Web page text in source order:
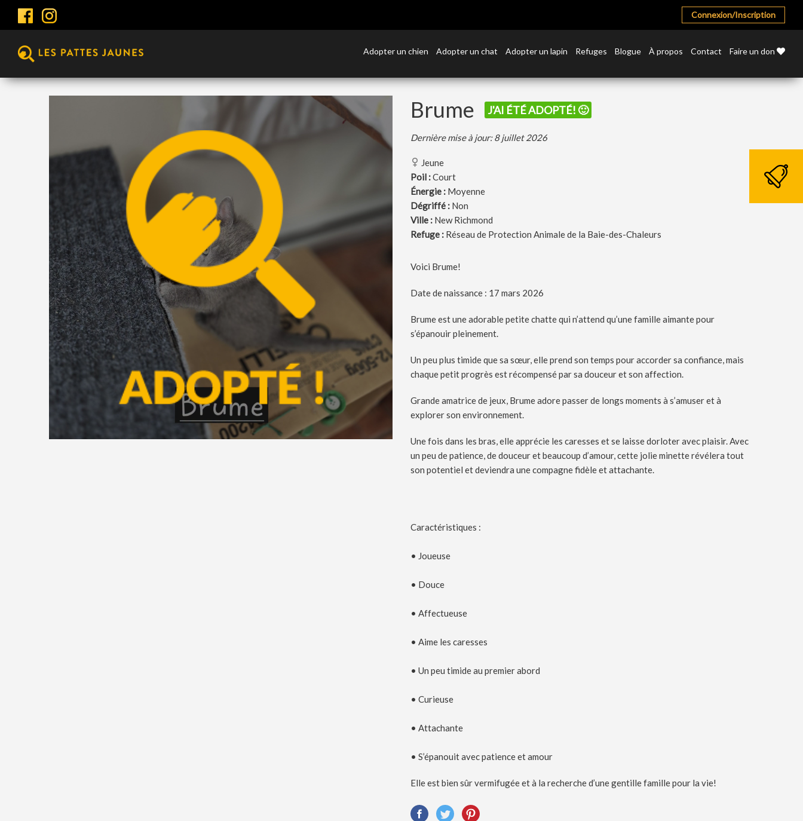
Connexion/Inscription
Adopter un chien Adopter un chat Adopter un lapin Refuges Blogue À propos Contact Faire un don
Brume J'AI ÉTÉ ADOPTÉ! 🙂
Dernière mise à jour: 8 juillet 2026
Jeune
Poil :Court
Énergie : Moyenne
Dégriffé : Non
Ville : New Richmond
Refuge : Réseau de Protection Animale de la Baie-des-Chaleurs
Voici Brume!
Date de naissance : 17 mars 2026
Brume est une adorable petite chatte qui n’attend qu’une famille aimante pour
s’épanouir pleinement.
Un peu plus timide que sa sœur, elle prend son temps pour accorder sa confiance, mais
chaque petit progrès est récompensé par sa douceur et son affection.
Grande amatrice de jeux, Brume adore passer de longs moments à s’amuser et à
explorer son environnement.
Une fois dans les bras, elle apprécie les caresses et se laisse dorloter avec plaisir. Avec
un peu de patience, de douceur et beaucoup d’amour, cette jolie minette révélera tout
son potentiel et deviendra une compagne fidèle et attachante.
Caractéristiques :
• Joueuse
• Douce
• Affectueuse
• Aime les caresses
• Un peu timide au premier abord
• Curieuse
• Attachante
• S’épanouit avec patience et amour
Elle est bien sûr vermifugée et à la recherche d’une gentille famille pour la vie!